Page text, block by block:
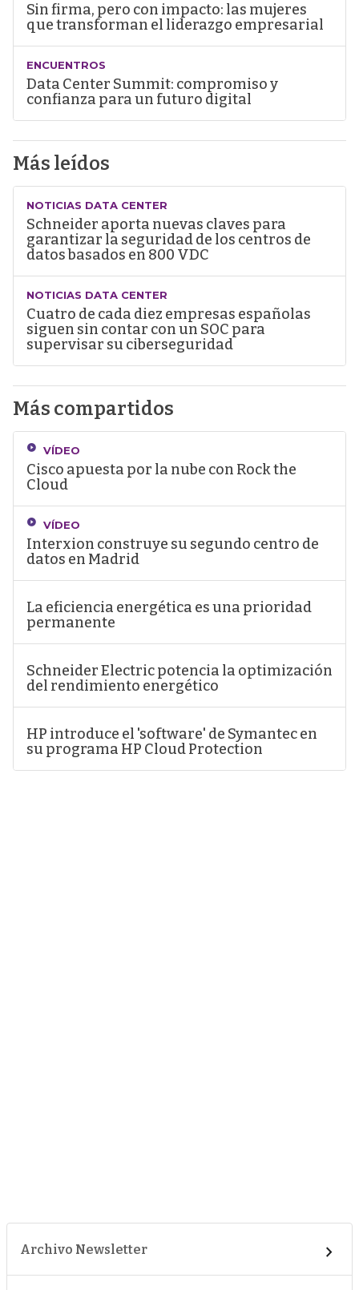
Sin firma, pero con impacto: las mujeres
que transforman el liderazgo empresarial
ENCUENTROS
Data Center Summit: compromiso y
confianza para un futuro digital
Más leídos
NOTICIAS DATA CENTER
Schneider aporta nuevas claves para
garantizar la seguridad de los centros de
datos basados en 800 VDC
NOTICIAS DATA CENTER
Cuatro de cada diez empresas españolas
siguen sin contar con un SOC para
supervisar su ciberseguridad
Más compartidos
VÍDEO
Cisco apuesta por la nube con Rock the
Cloud
VÍDEO
Interxion construye su segundo centro de
datos en Madrid
La eficiencia energética es una prioridad
permanente
Schneider Electric potencia la optimización
del rendimiento energético
HP introduce el 'software' de Symantec en
su programa HP Cloud Protection
Archivo Newsletter